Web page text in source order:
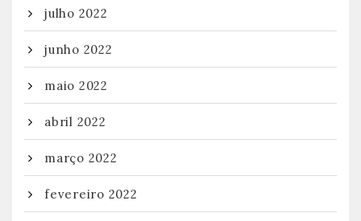
julho 2022
junho 2022
maio 2022
abril 2022
março 2022
fevereiro 2022